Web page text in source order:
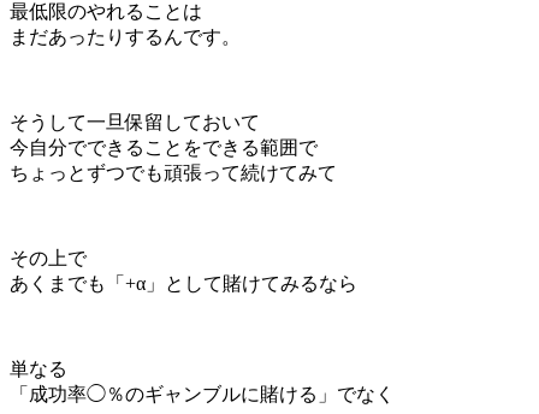
最低限のやれることは
まだあったりするんです。
そうして一旦保留しておいて
今自分でできることをできる範囲で
ちょっとずつでも頑張って続けてみて
その上で
あくまでも「+α」として賭けてみるなら
単なる
「成功率◯％のギャンブルに賭ける」でなく